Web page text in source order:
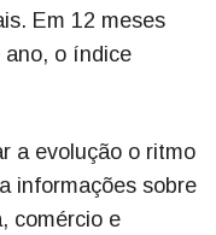
Em 12 meses
ano, o índice
a evolução o ritmo
informações sobre
comércio e